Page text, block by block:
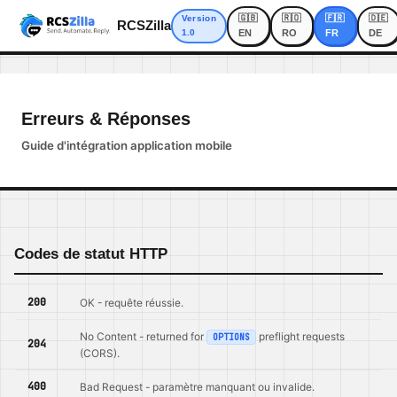
RCSZilla
Version
1.0
🇬🇧
EN
🇷🇴
RO
🇫🇷
FR
🇩🇪
DE
Erreurs & Réponses
Guide d'intégration application mobile
Codes de statut HTTP
200 OK - requête réussie.
204
No Content - returned for OPTIONS
preflight requests
(CORS).
400 Bad Request - paramètre manquant ou invalide.